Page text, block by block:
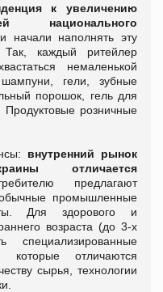
к увеличению
начали наполнять эту
каждый ритейлер
немаленькой
гели, зубные
порошок, гель для
розничные
внутренний рынок
отличается
предлагают
обычные промышленные
Для здорового и
возраста (до 3-х
специализированные
которые отличаются
сырья, технологии